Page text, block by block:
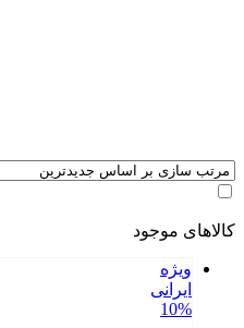
کالاهای موجود
ویژه
ایرانی
10%